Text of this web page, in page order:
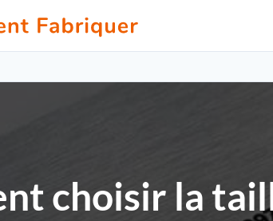
choisir la